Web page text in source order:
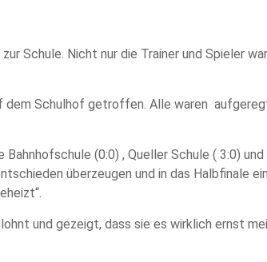
Schule. Nicht nur die Trainer und Spieler
dem Schulhof getroffen. Alle waren
(0:0) , Queller Schule ( 3:0)
überzeugen und in das Halbfinale
und gezeigt, dass sie es wirklich ernst